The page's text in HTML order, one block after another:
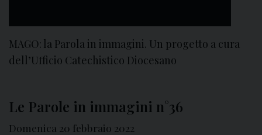
MAGO: la Parola in immagini. Un progetto a cura
dell’Ufficio Catechistico Diocesano
Le Parole in immagini n°36
Domenica 20 febbraio 2022